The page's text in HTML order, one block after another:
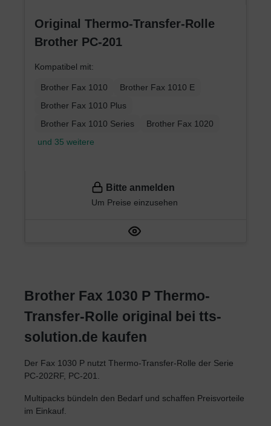
Original Thermo-Transfer-Rolle
Brother PC-201
Kompatibel mit:
Brother Fax 1010
Brother Fax 1010 E
Brother Fax 1010 Plus
Brother Fax 1010 Series
Brother Fax 1020
und 35 weitere
Bitte anmelden
Um Preise einzusehen
Brother Fax 1030 P Thermo-
Transfer-Rolle original bei tts-
solution.de kaufen
Der Fax 1030 P nutzt Thermo-Transfer-Rolle der Serie
PC-202RF, PC-201.
Multipacks bündeln den Bedarf und schaffen Preisvorteile
im Einkauf.